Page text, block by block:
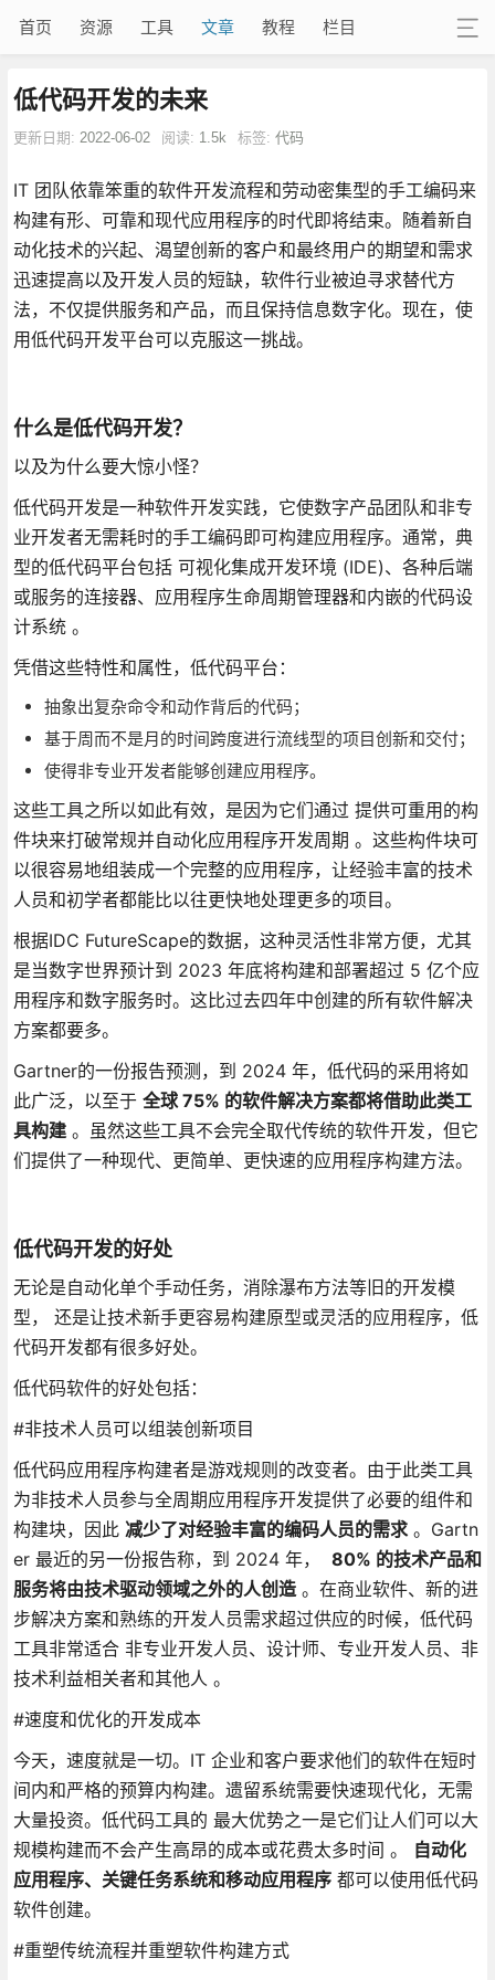
首页 资源 工具 文章 教程 栏目
低代码开发的未来
更新日期: 2022-06-02 阅读: 1.5k 标签: 代码
IT 团队依靠笨重的软件开发流程和劳动密集型的手工编码来
构建有形、可靠和现代应用程序的时代即将结束。随着新自
动化技术的兴起、渴望创新的客户和最终用户的期望和需求
迅速提高以及开发人员的短缺，软件行业被迫寻求替代方
法，不仅提供服务和产品，而且保持信息数字化。现在，使
用低代码开发平台可以克服这一挑战。
什么是低代码开发？
以及为什么要大惊小怪？
低代码开发是一种软件开发实践，它使数字产品团队和非专
业开发者无需耗时的手工编码即可构建应用程序。通常，典
型的低代码平台包括 可视化集成开发环境 (IDE)、各种后端
或服务的连接器、应用程序生命周期管理器和内嵌的代码设
计系统 。
凭借这些特性和属性，低代码平台：
抽象出复杂命令和动作背后的代码；
基于周而不是月的时间跨度进行流线型的项目创新和交付；
使得非专业开发者能够创建应用程序。
这些工具之所以如此有效，是因为它们通过 提供可重用的构
件块来打破常规并自动化应用程序开发周期 。这些构件块可
以很容易地组装成一个完整的应用程序，让经验丰富的技术
人员和初学者都能比以往更快地处理更多的项目。
根据IDC FutureScape的数据，这种灵活性非常方便，尤其
是当数字世界预计到 2023 年底将构建和部署超过 5 亿个应
用程序和数字服务时。这比过去四年中创建的所有软件解决
方案都要多。
Gartner的一份报告预测，到 2024 年，低代码的采用将如
此广泛，以至于 全球 75% 的软件解决方案都将借助此类工
具构建。虽然这些工具不会完全取代传统的软件开发，但它
们提供了一种现代、更简单、更快速的应用程序构建方法。
低代码开发的好处
无论是自动化单个手动任务，消除瀑布方法等旧的开发模
型， 还是让技术新手更容易构建原型或灵活的应用程序，低
代码开发都有很多好处。
低代码软件的好处包括：
#非技术人员可以组装创新项目
低代码应用程序构建者是游戏规则的改变者。由于此类工具
为非技术人员参与全周期应用程序开发提供了必要的组件和
构建块，因此 减少了对经验丰富的编码人员的需求。Gartn
er 最近的另一份报告称，到 2024 年， 80% 的技术产品和
服务将由技术驱动领域之外的人创造。在商业软件、新的进
步解决方案和熟练的开发人员需求超过供应的时候，低代码
工具非常适合 非专业开发人员、设计师、专业开发人员、非
技术利益相关者和其他人 。
#速度和优化的开发成本
今天，速度就是一切。IT 企业和客户要求他们的软件在短时
间内和严格的预算内构建。遗留系统需要快速现代化，无需
大量投资。低代码工具的 最大优势之一是它们让人们可以大
规模构建而不会产生高昂的成本或花费太多时间 。
自动化
应用程序、关键任务系统和移动应用程序都可以使用低代码
软件创建。
#重塑传统流程并重塑软件构建方式